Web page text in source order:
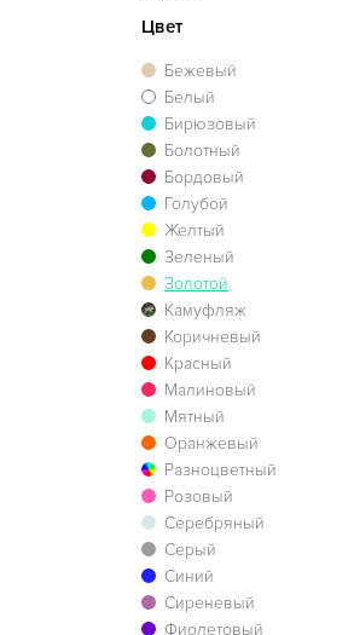
Цвет
Бежевый
Белый
Бирюзовый
Болотный
Бордовый
Голубой
Желтый
Зеленый
Золотой
Камуфляж
Коричневый
Красный
Малиновый
Мятный
Оранжевый
Разноцветный
Розовый
Серебряный
Серый
Синий
Сиреневый
Фиолетовый